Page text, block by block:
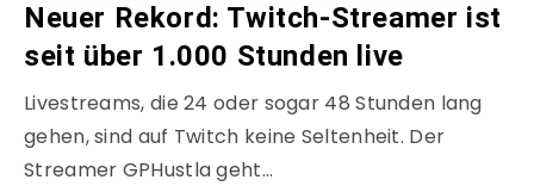
Neuer Rekord: Twitch-Streamer ist
seit über 1.000 Stunden live
Livestreams, die 24 oder sogar 48 Stunden lang
gehen, sind auf Twitch keine Seltenheit. Der
Streamer GPHustla geht…